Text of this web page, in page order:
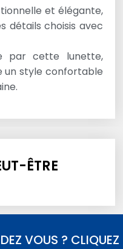
et élégante,
détails choisis avec
par cette lunette,
un style confortable
ÊTRE
VOUS ? CLIQUEZ